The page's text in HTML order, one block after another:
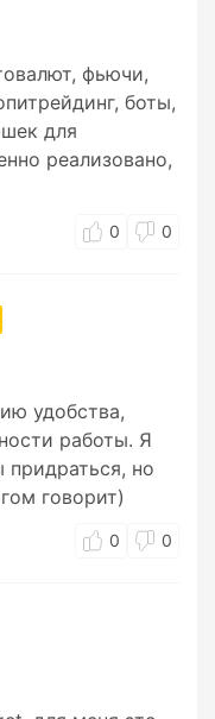
фьючи,
боты,
для
реализовано,
0 0
удобства,
работы. Я
но
говорит)
0 0